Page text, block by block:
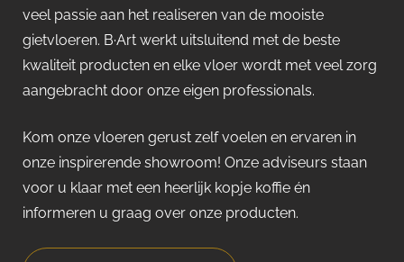
veel passie aan het realiseren van de mooiste
gietvloeren. B·Art werkt uitsluitend met de beste
kwaliteit producten en elke vloer wordt met veel zorg
aangebracht door onze eigen professionals.
Kom onze vloeren gerust zelf voelen en ervaren in
onze inspirerende showroom! Onze adviseurs staan
voor u klaar met een heerlijk kopje koffie én
informeren u graag over onze producten.